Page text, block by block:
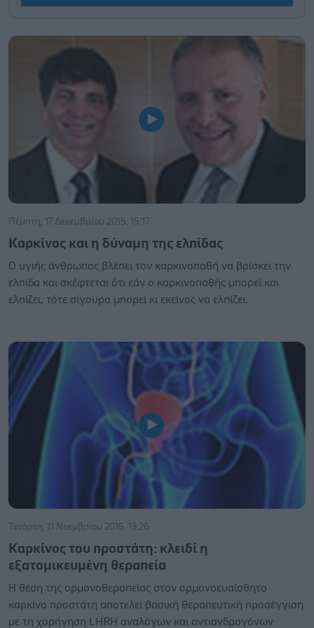
Πέμπτη, 17 Δεκεμβρίου 2015, 15:17
Καρκίνος και η δύναμη της ελπίδας
Ο υγιής άνθρωπος βλέπει τον καρκινοπαθή να βρίσκει την
ελπίδα και σκέφτεται ότι εάν ο καρκινοπαθής μπορεί και
ελπίζει, τότε σίγουρα μπορεί κι εκείνος να ελπίζει.
Τετάρτη, 11 Νοεμβρίου 2015, 13:26
Καρκίνος του προστάτη: κλειδί η
εξατομικευμένη θεραπεία
Η θέση της ορμονοθεραπείας στον ορμονοευαίσθητο
καρκίνο προστάτη αποτελεί βασική θεραπευτική προσέγγιση
με τη χορήγηση LHRH αναλόγων και αντιανδρογόνων.